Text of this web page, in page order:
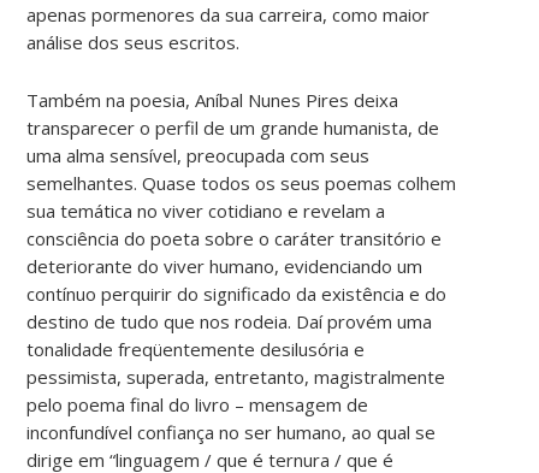
apenas pormenores da sua carreira, como maior
análise dos seus escritos.
Também na poesia, Aníbal Nunes Pires deixa
transparecer o perfil de um grande humanista, de
uma alma sensível, preocupada com seus
semelhantes. Quase todos os seus poemas colhem
sua temática no viver cotidiano e revelam a
consciência do poeta sobre o caráter transitório e
deteriorante do viver humano, evidenciando um
contínuo perquirir do significado da existência e do
destino de tudo que nos rodeia. Daí provém uma
tonalidade freqüentemente desilusória e
pessimista, superada, entretanto, magistralmente
pelo poema final do livro – mensagem de
inconfundível confiança no ser humano, ao qual se
dirige em “linguagem / que é ternura / que é